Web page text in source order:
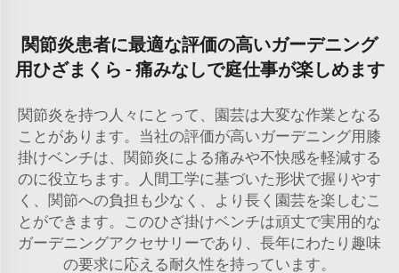
関節炎患者に最適な評価の高いガーデニング
用ひざまくら - 痛みなしで庭仕事が楽しめます
関節炎を持つ人々にとって、園芸は大変な作業となる
ことがあります。当社の評価が高いガーデニング用膝
掛けベンチは、関節炎による痛みや不快感を軽減する
のに役立ちます。人間工学に基づいた形状で握りやす
く、関節への負担も少なく、より長く園芸を楽しむこ
とができます。このひざ掛けベンチは頑丈で実用的な
ガーデニングアクセサリーであり、長年にわたり趣味
の要求に応える耐久性を持っています。